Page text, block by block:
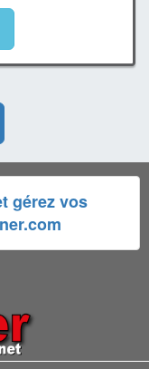
gérez vos